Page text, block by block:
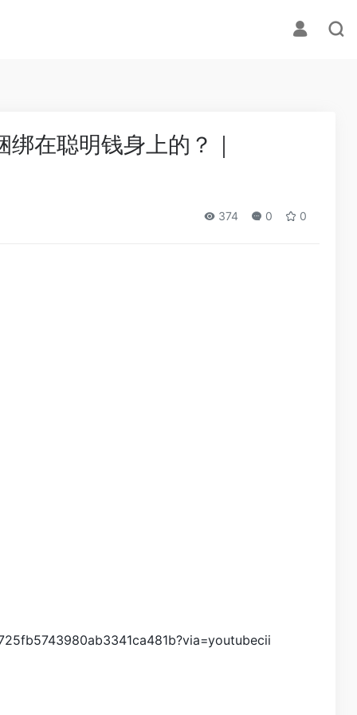
在聪明钱身上的？｜
374 0 0